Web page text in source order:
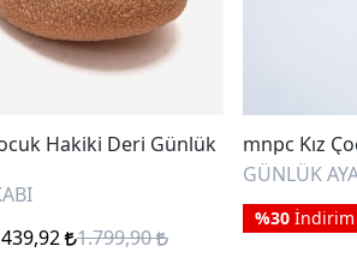
Hakiki Deri Günlük
1.799,90
mnpc Kız
GÜNLÜK
%30 İndirim